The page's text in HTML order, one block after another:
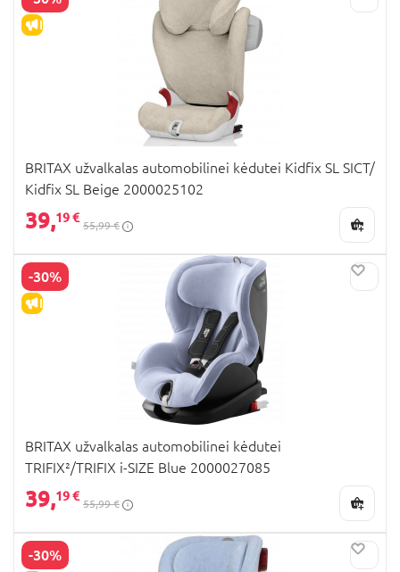
IŠPARDAVIMAS
BRITAX užvalkalas automobilinei kėdutei Kidfix SL SICT/
Kidfix SL Beige 2000025102
39,19 €
55,99 €
-30%
IŠPARDAVIMAS
BRITAX užvalkalas automobilinei kėdutei
TRIFIX²/TRIFIX i-SIZE Blue 2000027085
39,19 €
55,99 €
-30%